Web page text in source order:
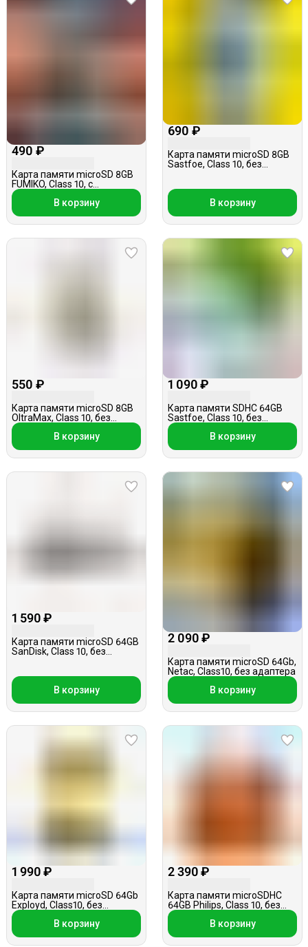
490 ₽
Карта памяти microSD 8GB
FUMIKO, Class 10, с
адаптером
В корзину
690 ₽
Карта памяти microSD 8GB
Sastfoe, Class 10, без
В корзину
550 ₽
Карта памяти microSD 8GB
OltraMax, Class 10, без
адаптера
В корзину
1 090 ₽
Карта памяти SDHC 64GB
Sastfoe, Class 10, без
адаптера (дубль )
В корзину
1 590 ₽
Карта памяти microSD 64GB
SanDisk, Class 10, без
В корзину
2 090 ₽
Карта памяти microSD 64Gb,
Netac, Class10, без адаптера
В корзину
1 990 ₽
Карта памяти microSD 64Gb
Exployd, Class10, без
адаптера
В корзину
2 390 ₽
Карта памяти microSDHC
64GB Philips, Class 10, без
адаптера
В корзину